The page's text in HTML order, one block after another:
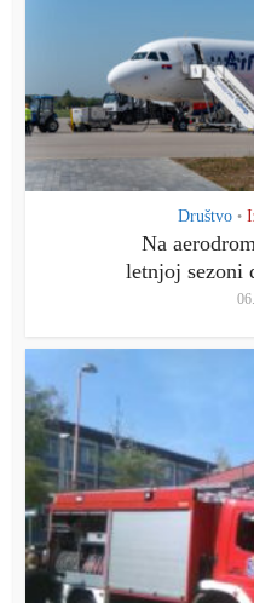
Društvo •
Na
letnjoj sezoni